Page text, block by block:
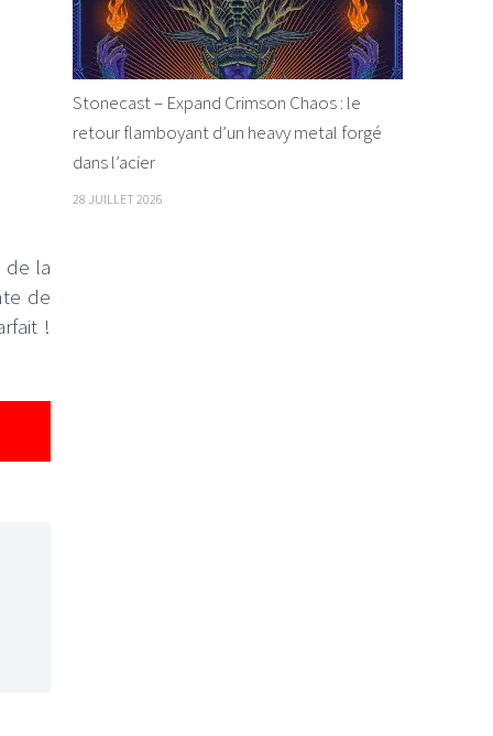
la
de
!
Stonecast – Expand Crimson Chaos : le
retour flamboyant d’un heavy metal forgé
dans l’acier
28 JUILLET 2026